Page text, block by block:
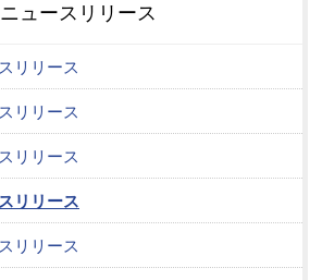
ニュースリリース
リリース
リリース
リリース
リリース
リリース